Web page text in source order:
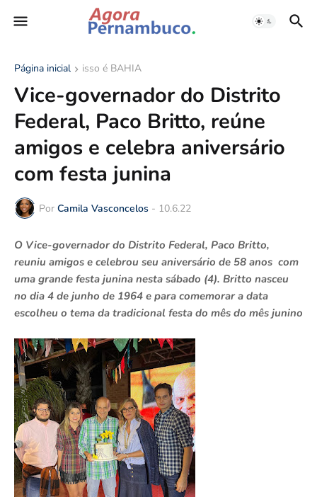
Página inicial isso é BAHIA
Vice-governador do Distrito
Federal, Paco Britto, reúne
amigos e celebra aniversário
com festa junina
Por Camila Vasconcelos - 10.6.22
O Vice-governador do Distrito Federal, Paco Britto,
reuniu amigos e celebrou seu aniversário de 58 anos com
uma grande festa junina nesta sábado (4). Britto nasceu
no dia 4 de junho de 1964 e para comemorar a data
escolheu o tema da tradicional festa do mês do mês junino